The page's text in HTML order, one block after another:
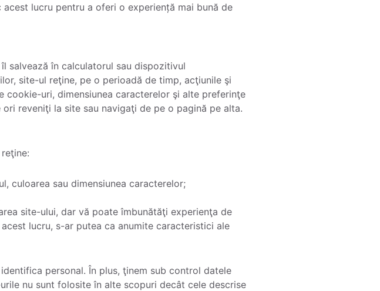
lucru pentru a oferi o experiență mai bună de
salvează în calculatorul sau dispozitivul
site-ul reţine, pe o perioadă de timp, acţiunile şi
uri, dimensiunea caracterelor şi alte preferinţe
reveniţi la site sau navigaţi de pe o pagină pe alta.
culoarea sau dimensiunea caracterelor;
site-ului, dar vă poate îmbunătăţi experienţa de
lucru, s-ar putea ca anumite caracteristici ale
personal. În plus, ţinem sub control datele
nu sunt folosite în alte scopuri decât cele descrise